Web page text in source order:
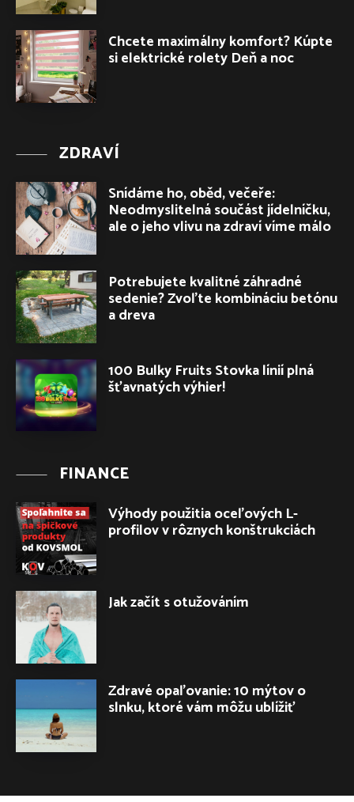
Chcete maximálny komfort? Kúpte
si elektrické rolety Deň a noc
ZDRAVÍ
Snídáme ho, oběd, večeře:
Neodmyslitelná součást jídelníčku,
ale o jeho vlivu na zdraví víme málo
Potrebujete kvalitné záhradné
sedenie? Zvoľte kombináciu betónu
a dreva
100 Bulky Fruits Stovka línií plná
šťavnatých výhier!
FINANCE
Výhody použitia oceľových L-
profilov v rôznych konštrukciách
Jak začít s otužováním
Zdravé opaľovanie: 10 mýtov o
slnku, ktoré vám môžu ublížiť